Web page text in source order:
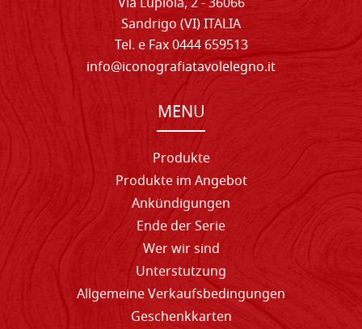
Sandrigo (VI) ITALIA
Tel. e Fax 0444 659513
info@iconografiatavolelegno.it
MENU
Produkte
Produkte im Angebot
Ankündigungen
Ende der Serie
Wer wir sind
Unterstutzung
Allgemeine Verkaufsbedingungen
Geschenkkarten